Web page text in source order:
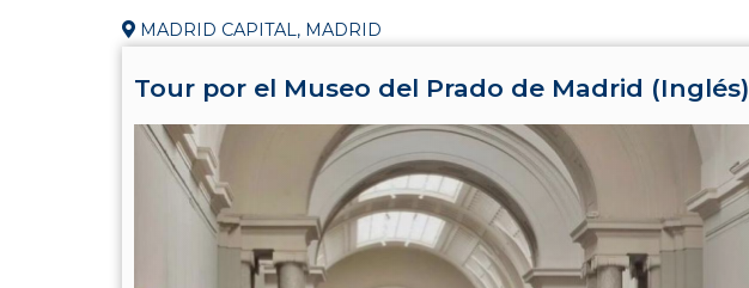
MADRID CAPITAL, MADRID
Tour por el Museo del Prado de Madrid (Inglés)